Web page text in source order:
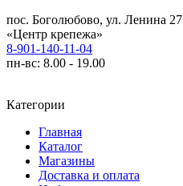
пос. Боголюбово, ул. Ленина 27
«Центр крепежа»
8-901-140-11-04
пн-вс: 8.00 - 19.00
Категории
Главная
Каталог
Магазины
Доставка и оплата